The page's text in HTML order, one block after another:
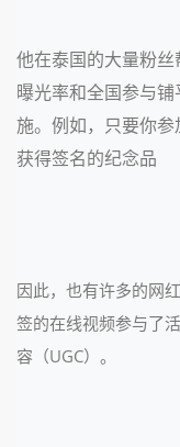
他在泰国的大量粉
曝光率和全国参与
施。例如，只要你
获得签名的纪念品
因此，也有许多的网
签的在线视频参与了活
容（UGC）。